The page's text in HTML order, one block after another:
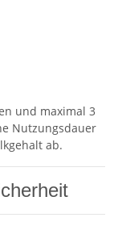
und maximal 3
Nutzungsdauer
ab.